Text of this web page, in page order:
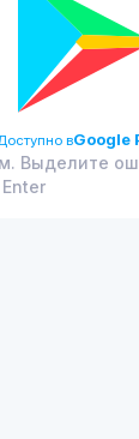
вGoogle
Выделите